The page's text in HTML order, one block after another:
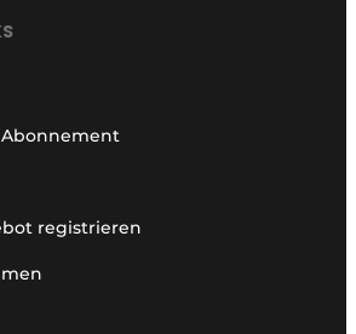
registrieren